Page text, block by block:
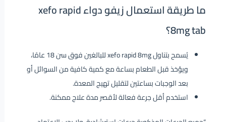
ما طريقة استعمال زيفو دواء xefo rapid
8mg tab؟
يُسمح بتناول xefo rapid 8mg للبالغين فوق سن 18 عامًا،
ويؤخذ قبل الطعام بساعة مع كمية كافية من السوائل أو
بعد الوجبات بساعتين لتقليل تهيج المعدة.
استخدم أقل جرعة فعالة لأقصر مدة علاج ممكنة.